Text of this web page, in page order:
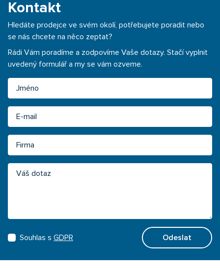
Kontakt
Hledáte prodejce ve svém okolí, potřebujete poradit nebo
se nás chcete na něco zeptat?
Rádi Vám poradíme a zodpovíme Vaše dotazy. Stačí vyplnit
uvedený formulář a my se vám ozveme.
Jméno
Váš dotaz
Souhlas s GDPR Odeslat